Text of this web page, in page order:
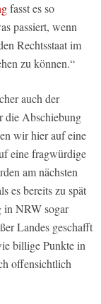
fasst es so
passiert, wenn
Rechtsstaat im
zu können.“
auch der
die Abschiebung
wir hier auf eine
eine fragwürdige
am nächsten
es bereits zu spät
in NRW sogar
Landes geschafft
billige Punkte in
offensichtlich